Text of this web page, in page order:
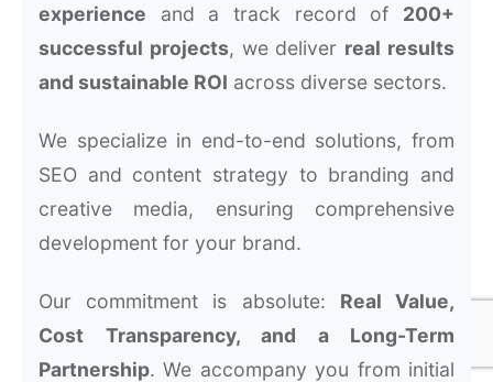
experience and a track record of 200+
successful projects, we deliver real results
and sustainable ROI across diverse sectors.
We specialize in end-to-end solutions, from
SEO and content strategy to branding and
creative media, ensuring comprehensive
development for your brand.
Our commitment is absolute: Real Value,
Cost Transparency, and a Long-Term
Partnership. We accompany you from initial